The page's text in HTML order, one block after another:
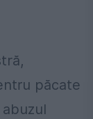
păcate